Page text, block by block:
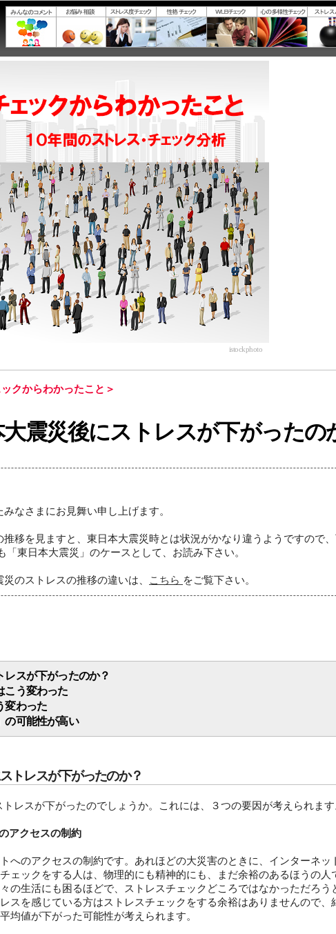
istockphoto
クからわかったこと ＞
震災後にストレスが下がったの
なさまにお見舞い申し上げます。
移を見ますと、東日本大震災時とは状況がかなり違うようですので
「東日本大震災」のケースとして、お読み下さい。
のストレスの推移の違いは、 こちら をご覧下さい。
スが下がったのか？
こう変わった
変わった
の可能性が高い
トレスが下がったのか？
レスが下がったのでしょうか。これには、３つの要因が考えられま
アクセスの制約
へのアクセスの制約です。あれほどの大災害のときに、インターネッ
ェックをする人は、物理的にも精神的にも、まだ余裕のあるほうの人
の生活にも困るほどで、ストレスチェックどころではなかっただろう
スを感じている方はストレスチェックをする余裕はありませんので、
均値が下がった可能性が考えられます。